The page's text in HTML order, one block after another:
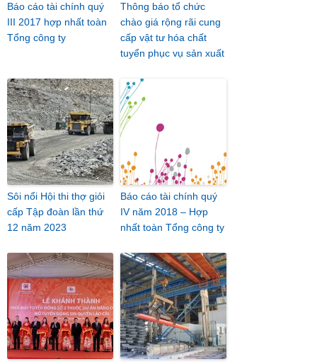
Báo cáo tài chính quý
III 2017 hợp nhất toàn
Tổng công ty
Thông báo tổ chức
chào giá rộng rãi cung
cấp vật tư hóa chất
tuyển phục vụ sản xuất
Sôi nổi Hội thi thợ giỏi
cấp Tập đoàn lần thứ
12 năm 2023
Báo cáo tài chính quý
IV năm 2018 – Hợp
nhất toàn Tổng công ty